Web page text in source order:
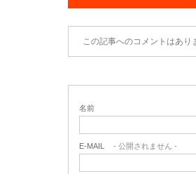
この記事へのコメントはあり
名前
E-MAIL - 公開されません -